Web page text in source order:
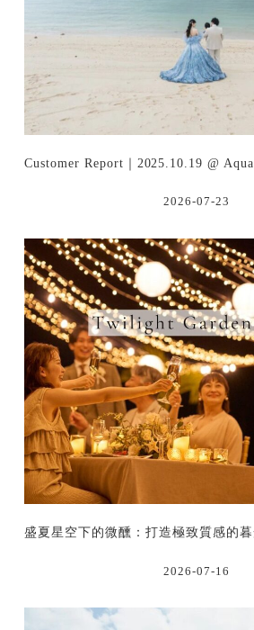
Customer Report｜2025.10.19 @
2026-07-23
盛夏星空下的微醺：打造極致質感的
2026-07-16